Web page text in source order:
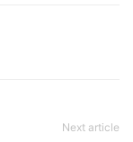
Next article